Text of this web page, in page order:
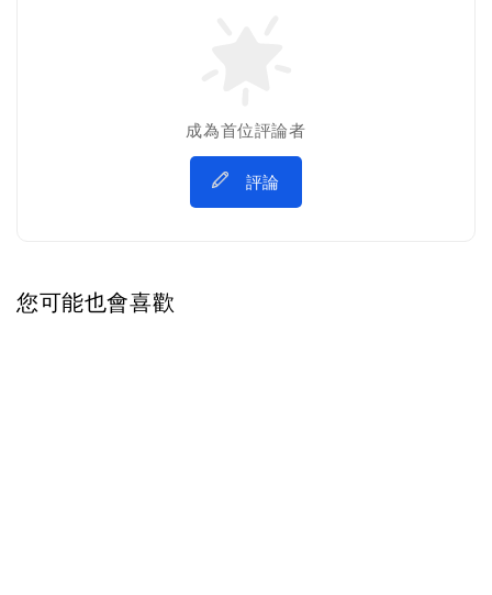
成為首位評論者
評論
您可能也會喜歡